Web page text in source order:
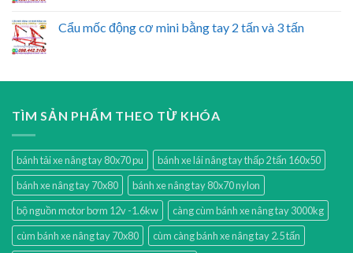
Cẩu mốc động cơ mini bằng tay 2 tấn và 3 tấn
TÌM SẢN PHẨM THEO TỪ KHÓA
bánh tải xe nâng tay 80x70 pu
bánh xe lái nâng tay thấp 2 tấn 160x50
bánh xe nâng tay 70x80
bánh xe nâng tay 80x70 nylon
bộ nguồn motor bơm 12v -1.6kw
càng cùm bánh xe nâng tay 3000kg
cùm bánh xe nâng tay 70x80
cùm càng bánh xe nâng tay 2.5 tấn